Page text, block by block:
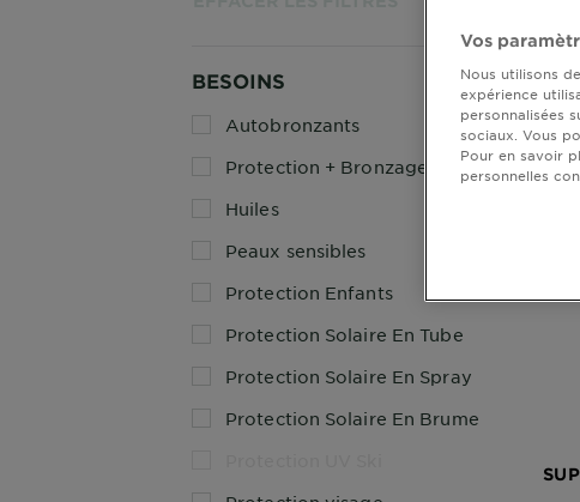
BESOINS
Autobronzants
Protection + Bronzage
Huiles
Peaux sensibles
Protection Enfants
Protection Solaire En Tube
Protection Solaire En Spray
Protection Solaire En Brume
Vos
Nous utilisons
expérience
personnalisées
sociaux. Vous
Pour en savoir
personnelles